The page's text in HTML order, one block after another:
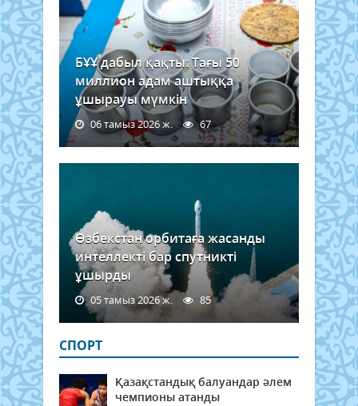
БҰҰ дабыл қақты: Тағы 50
миллион адам аштыққа
ұшырауы мүмкін
06 тамыз 2026 ж. 67
Өзбекстан орбитаға жасанды
интеллекті бар спутникті
ұшырды
05 тамыз 2026 ж. 85
СПОРТ
Қазақстандық балуандар әлем
чемпионы атанды